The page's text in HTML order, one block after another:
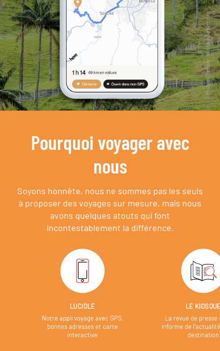
Pourquoi voyager avec
nous
Soyons honnête, nous ne sommes pas les seuls
à proposer des voyages sur mesure, mais nous
avons quelques atouts qui font
incontestablement la différence.
LUCIOLE
Notre appli voyage avec GPS,
bonnes adresses et carte
interactive
LE
La revue de presse
informe de
destination